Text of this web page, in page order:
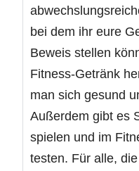
bei dem ihr eure
Beweis stellen
Fitness-Getränk
man sich gesund
Außerdem gibt es
spielen und im
testen. Für alle,